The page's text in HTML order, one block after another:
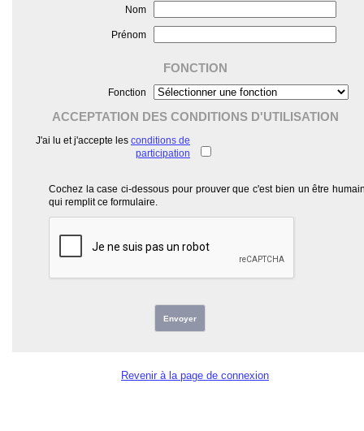
Nom
Prénom
FONCTION
Fonction
ACCEPTATION DES CONDITIONS D'UTILISATION
J'ai lu et j'accepte les conditions de
participation
Cochez la case ci-dessous pour prouver que c'est bien un être
qui remplit ce formulaire.
Envoyer
Revenir à la page de connexion